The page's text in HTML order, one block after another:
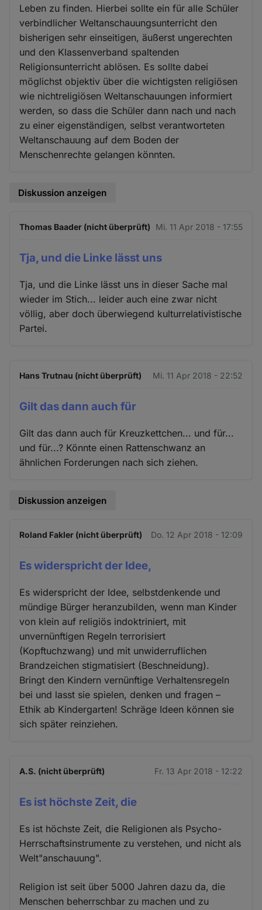
Leben zu finden. Hierbei sollte ein für alle Schüler
verbindlicher Weltanschauungsunterricht den
bisherigen sehr einseitigen, äußerst ungerechten
und den Klassenverband spaltenden
Religionsunterricht ablösen. Es sollte dabei
möglichst objektiv über die wichtigsten religiösen
wie nichtreligiösen Weltanschauungen informiert
werden, so dass die Schüler dann nach und nach
zu einer eigenständigen, selbst verantworteten
Weltanschauung auf dem Boden der
Menschenrechte gelangen könnten.
Diskussion anzeigen
Thomas Baader (nicht überprüft) Mi. 11 Apr 2018 - 17:55
Tja, und die Linke lässt uns
Tja, und die Linke lässt uns in dieser Sache mal
wieder im Stich... leider auch eine zwar nicht
völlig, aber doch überwiegend kulturrelativistische
Partei.
Hans Trutnau (nicht überprüft) Mi. 11 Apr 2018 - 22:52
Gilt das dann auch für
Gilt das dann auch für Kreuzkettchen... und für...
und für...? Könnte einen Rattenschwanz an
ähnlichen Forderungen nach sich ziehen.
Diskussion anzeigen
Roland Fakler (nicht überprüft) Do. 12 Apr 2018 - 12:09
Es widerspricht der Idee,
Es widerspricht der Idee, selbstdenkende und
mündige Bürger heranzubilden, wenn man Kinder
von klein auf religiös indoktriniert, mit
unvernünftigen Regeln terrorisiert
(Kopftuchzwang) und mit unwiderruflichen
Brandzeichen stigmatisiert (Beschneidung).
Bringt den Kindern vernünftige Verhaltensregeln
bei und lasst sie spielen, denken und fragen –
Ethik ab Kindergarten! Schräge Ideen können sie
sich später reinziehen.
A.S. (nicht überprüft) Fr. 13 Apr 2018 - 12:22
Es ist höchste Zeit, die
Es ist höchste Zeit, die Religionen als Psycho-
Herrschaftsinstrumente zu verstehen, und nicht als
Welt"anschauung".
Religion ist seit über 5000 Jahren dazu da, die
Menschen beherrschbar zu machen und zu